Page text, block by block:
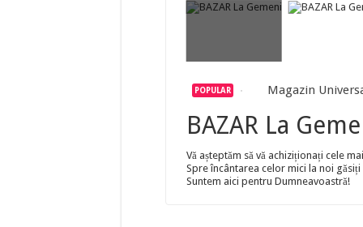
POPULAR Magazin
BAZAR La
Vă așteptăm să vă achiziționați cele
Spre încântarea celor mici la noi
Suntem aici pentru Dumneavoastră!